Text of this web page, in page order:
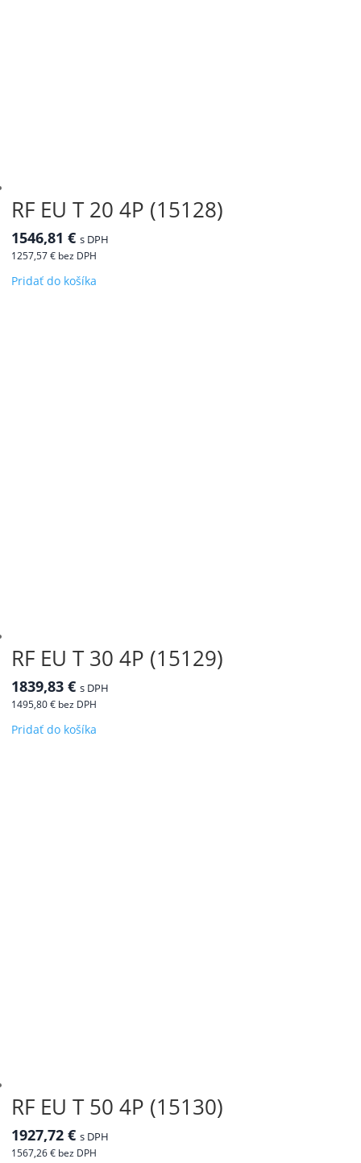
RF EU T 20 4P (15128)
1546,81 € s DPH
1257,57€ bez DPH
Pridať do košíka
RF EU T 30 4P (15129)
1839,83 € s DPH
1495,80€ bez DPH
Pridať do košíka
RF EU T 50 4P (15130)
1927,72 € s DPH
1567,26€ bez DPH